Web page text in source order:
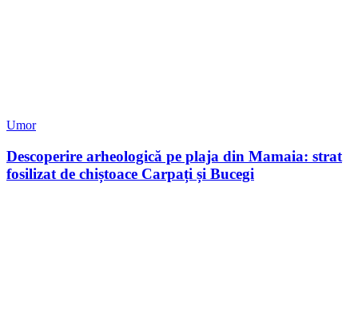
Umor
Descoperire arheologică pe plaja din Mamaia: strat
fosilizat de chiștoace Carpați și Bucegi